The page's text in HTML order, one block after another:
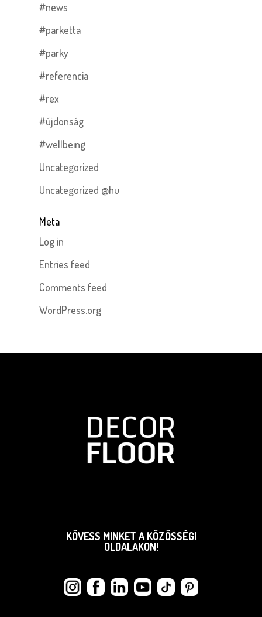
#news
#parketta
#parky
#referencia
#rex
#újdonság
#wellbeing
Uncategorized
Uncategorized @hu
Meta
Log in
Entries feed
Comments feed
WordPress.org
KÖVESS MINKET A KÖZÖSSÉGI
OLDALAKON!